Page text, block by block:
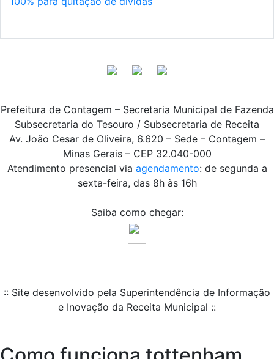
Prefeitura de Contagem – Secretaria Municipal de Fazenda
Subsecretaria do Tesouro / Subsecretaria de Receita
Av. João Cesar de Oliveira, 6.620 – Sede – Contagem –
Minas Gerais – CEP 32.040-000
Atendimento presencial via agendamento: de segunda a
sexta-feira, das 8h às 16h
Saiba como chegar:
:: Site desenvolvido pela Superintendência de Informação
e Inovação da Receita Municipal ::